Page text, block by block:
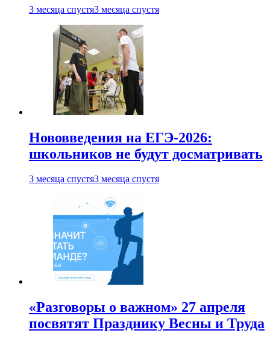
3 месяца спустя3 месяца спустя
Нововведения на ЕГЭ-2026:
школьников не будут досматривать
3 месяца спустя3 месяца спустя
«Разговоры о важном» 27 апреля
посвятят Празднику Весны и Труда